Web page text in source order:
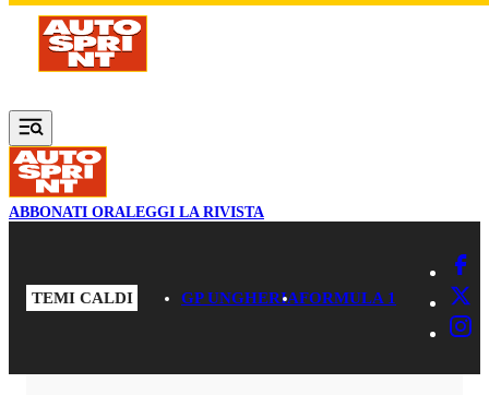
Vai al contenuto principale
ABBONATI ORALEGGI LA RIVISTA
TEMI CALDI GP UNGHERIAFORMULA 1